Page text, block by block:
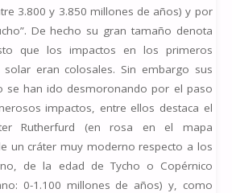
3.800 y 3.850 millones de años) y por
De hecho su gran tamaño denota
que los impactos en los primeros
eran colosales. Sin embargo sus
se han ido desmoronando por el paso
impactos, entre ellos destaca el
Rutherfurd (en rosa en el mapa
un cráter muy moderno respecto a los
de la edad de Tycho o Copérnico
0-1.100 millones de años) y, como